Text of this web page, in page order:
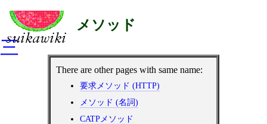
メソッド
There are other pages with same name:
要求メソッド (HTTP)
メソッド (名詞)
CATPメソッド
三